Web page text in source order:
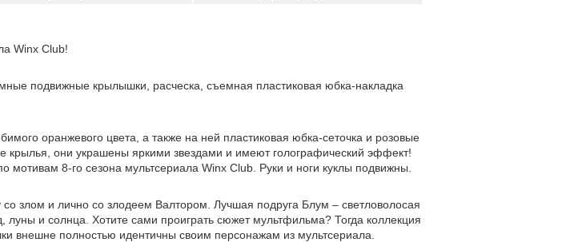
Winx Club!
подвижные крылышки, расческа, съемная пластиковая юбка-накладка
оранжевого цвета, а также на ней пластиковая юбка-сеточка и розовые
они украшены яркими звездами и имеют голографический эффект!
мотивам 8-го сезона мультсериала Winx Club. Руки и ноги куклы подвижны.
злом и лично со злодеем Валтором. Лучшая подруга Блум – светловолосая
луны и солнца. Хотите сами проиграть сюжет мультфильма? Тогда коллекция
внешне полностью идентичны своим персонажам из мультсериала.